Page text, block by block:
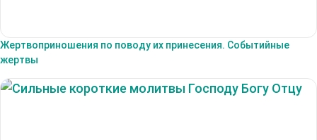
Жертвоприношения по поводу их принесения. Событийные
жертвы